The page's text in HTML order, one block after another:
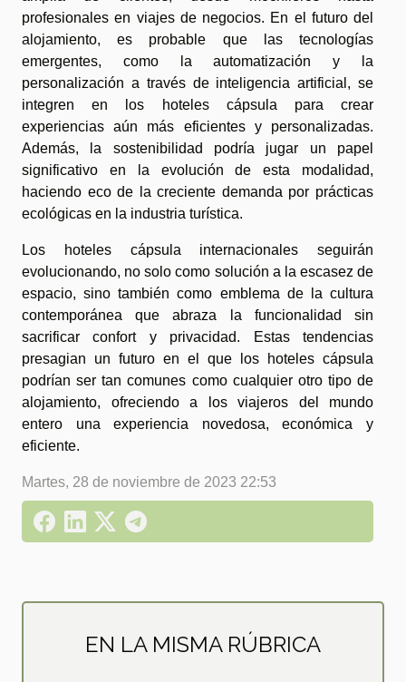
profesionales en viajes de negocios. En el futuro del
alojamiento, es probable que las tecnologías
emergentes, como la automatización y la
personalización a través de inteligencia artificial, se
integren en los hoteles cápsula para crear
experiencias aún más eficientes y personalizadas.
Además, la sostenibilidad podría jugar un papel
significativo en la evolución de esta modalidad,
haciendo eco de la creciente demanda por prácticas
ecológicas en la industria turística.
Los hoteles cápsula internacionales seguirán
evolucionando, no solo como solución a la escasez de
espacio, sino también como emblema de la cultura
contemporánea que abraza la funcionalidad sin
sacrificar confort y privacidad. Estas tendencias
presagian un futuro en el que los hoteles cápsula
podrían ser tan comunes como cualquier otro tipo de
alojamiento, ofreciendo a los viajeros del mundo
entero una experiencia novedosa, económica y
eficiente.
Martes, 28 de noviembre de 2023 22:53
EN LA MISMA RÚBRICA